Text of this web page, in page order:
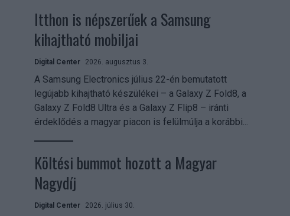
Itthon is népszerűek a Samsung
kihajtható mobiljai
Digital Center 2026. augusztus 3.
A Samsung Electronics július 22-én bemutatott
legújabb kihajtható készülékei – a Galaxy Z Fold8, a
Galaxy Z Fold8 Ultra és a Galaxy Z Flip8 – iránti
érdeklődés a magyar piacon is felülmúlja a korábbi...
Költési bummot hozott a Magyar
Nagydíj
Digital Center 2026. július 30.